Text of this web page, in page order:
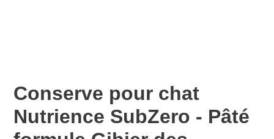
Conserve pour chat
Nutrience SubZero - Pâté